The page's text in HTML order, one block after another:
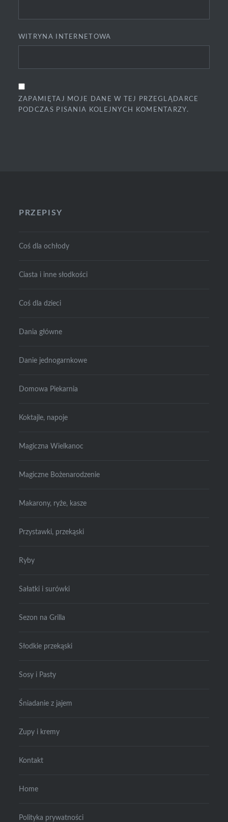
WITRYNA INTERNETOWA
ZAPAMIĘTAJ MOJE DANE W TEJ PRZEGLĄDARCE
PODCZAS PISANIA KOLEJNYCH KOMENTARZY.
PRZEPISY
Coś dla ochłody
Ciasta i inne słodkości
Coś dla dzieci
Dania główne
Danie jednogarnkowe
Domowa Piekarnia
Koktajle, napoje
Magiczna Wielkanoc
Magiczne Bożenarodzenie
Makarony, ryże, kasze
Przystawki, przekąski
Ryby
Sałatki i surówki
Sezon na Grilla
Słodkie przekąski
Sosy i Pasty
Śniadanie z jajem
Zupy i kremy
Kontakt
Home
Polityka prywatności